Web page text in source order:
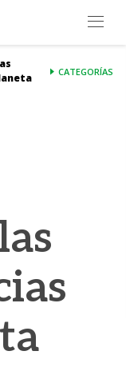
y Recicla
Open
CATEGORÍAS